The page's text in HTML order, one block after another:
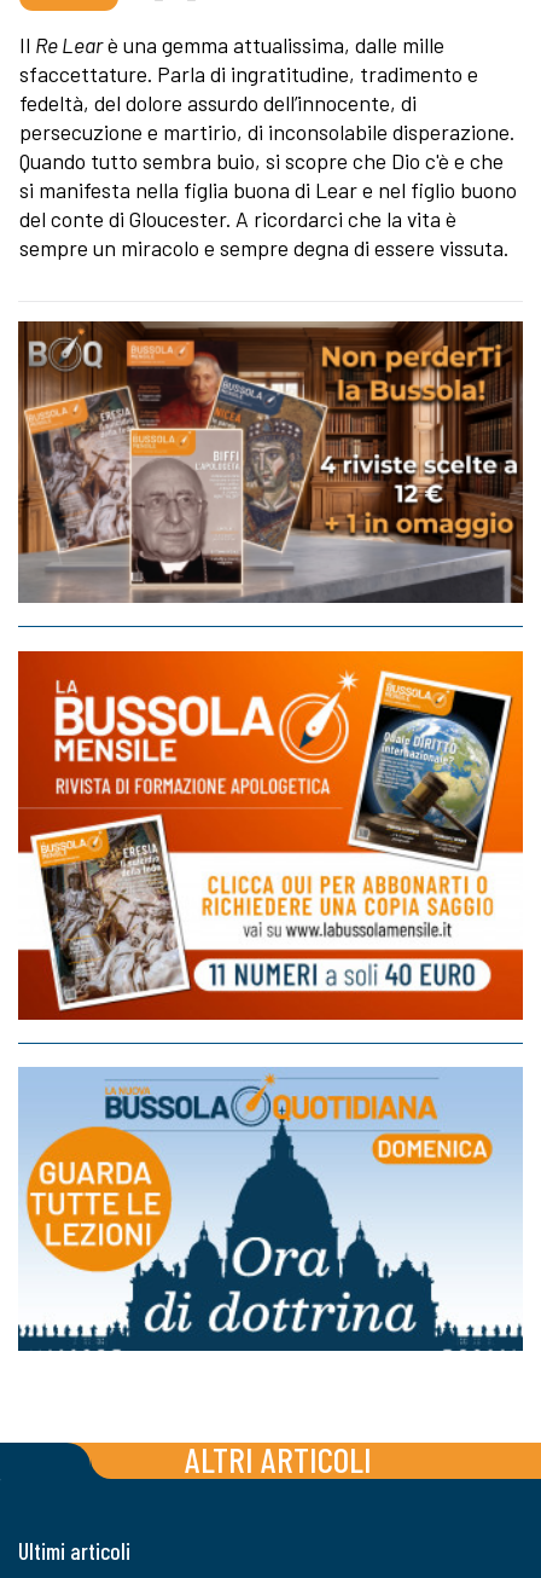
Il Re Learè una gemma attualissima, dalle mille
sfaccettature. Parla di ingratitudine, tradimento e
fedeltà, del dolore assurdo dell’innocente, di
persecuzione e martirio, di inconsolabile disperazione.
Quando tutto sembra buio, si scopre che Dio c'è e che
si manifesta nella figlia buona di Lear e nel figlio buono
del conte di Gloucester. A ricordarci che la vita è
sempre un miracolo e sempre degna di essere vissuta.
ALTRI ARTICOLI
Ultimi articoli